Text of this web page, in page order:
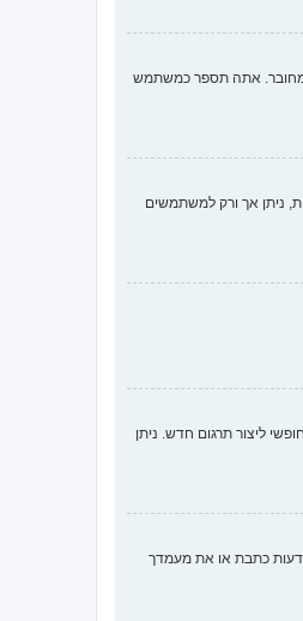
מחובר. אתה תספר כמשתמש
ניתן אך ורק למשתמשים
ליצור תרגום חדש. ניתן
כתבת או את מעמדך